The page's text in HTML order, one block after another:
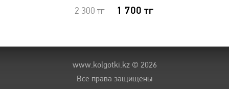
2 300тг 1 700 тг
www.kolgotki.kz© 2026
Все права защищены